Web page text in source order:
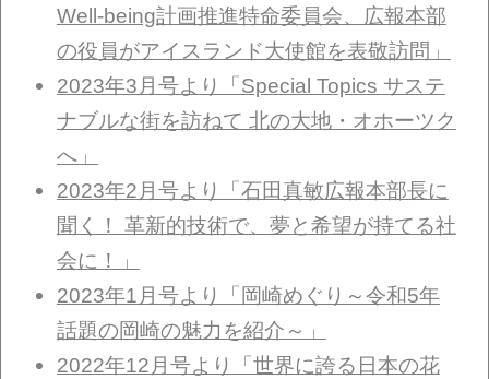
Well-being計画推進特命委員会、広報本部
の役員がアイスランド大使館を表敬訪問」
2023年3月号より「Special Topics サステ
ナブルな街を訪ねて 北の大地・オホーツク
へ」
2023年2月号より「石田真敏広報本部長に
聞く！ 革新的技術で、夢と希望が持てる社
会に！」
2023年1月号より「岡崎めぐり～令和5年
話題の岡崎の魅力を紹介～」
2022年12月号より「世界に誇る日本の花